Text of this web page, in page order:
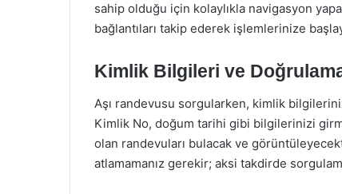
sahip olduğu için kolaylıkla navigasyon
bağlantıları takip ederek işlemlerinize
Kimlik Bilgileri ve
Aşı randevusu sorgularken, kimlik
Kimlik No, doğum tarihi gibi bilgilerinizi
olan randevuları bulacak ve
atlamamanız gerekir; aksi takdirde